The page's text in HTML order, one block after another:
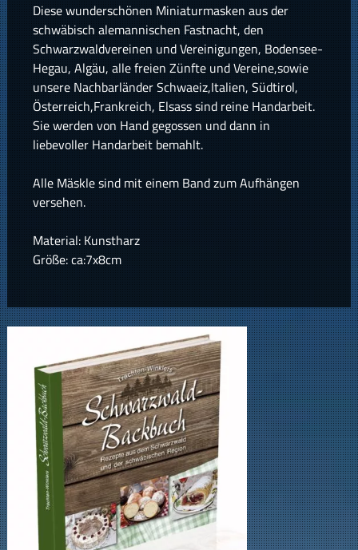
Diese wunderschönen Miniaturmasken aus der
schwäbisch alemannischen Fastnacht, den
Schwarzwaldvereinen und Vereinigungen, Bodensee-
Hegau, Algäu, alle freien Zünfte und Vereine,sowie
unsere Nachbarländer Schwaeiz,Italien, Südtirol,
Österreich,Frankreich, Elsass sind reine Handarbeit.
Sie werden von Hand gegossen und dann in
liebevoller Handarbeit bemahlt.
Alle Mäskle sind mit einem Band zum Aufhängen
versehen.
Material: Kunstharz
Größe: ca:7x8cm